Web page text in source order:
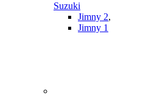
Suzuki
Jimny 2,
Jimny 1